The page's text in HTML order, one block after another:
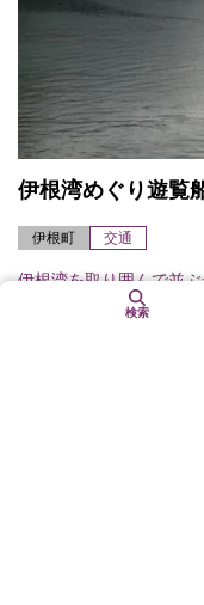
伊根湾めぐり遊覧
伊根町 交通
伊根湾を取り囲んで並
ことができる。所要時間
検索